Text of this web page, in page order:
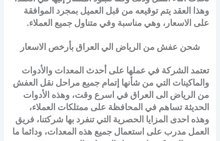
وهذا العقد يتم توقيعه من قبل العميل بمجرد الموافقة
على الاسعار، وهي مناسبة وفي متناول جميع العملاء.
شحن عفش من الرياض الي العراق بأرخص الاسعار
تعتمد الشركة في عملها على أحدث المعدات والأدوات
والماكينات التي من شأنها إتمام جميع مراحل نقل العفش
من الرياض الى العراق في اسرع وقت، وهذه الأدوات
الحديثة تساهم في المحافظة على ممتلكات العملاء،
وهذه احدى المزايا الحصرية التي تنفرد بها شركتنا، فريق
العمل مدرب على استعمال جميع هذه المعدات، ودائما ما